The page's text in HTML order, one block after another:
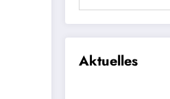
Aktuelles